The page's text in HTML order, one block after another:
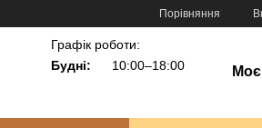
Порівняння
Графік роботи:
Будні:
10:00–18:00